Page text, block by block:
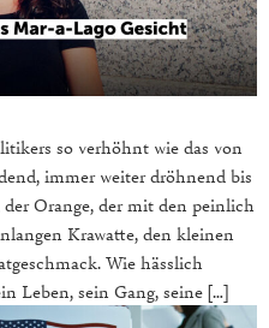
so verhöhnt wie das von
immer weiter dröhnend bis
Orange, der mit den peinlich
Krawatte, den kleinen
Wie hässlich
Leben, sein Gang, seine […]